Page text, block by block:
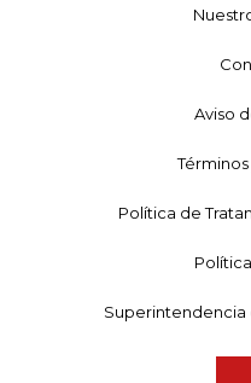
Aviso
Política de
Superintendencia